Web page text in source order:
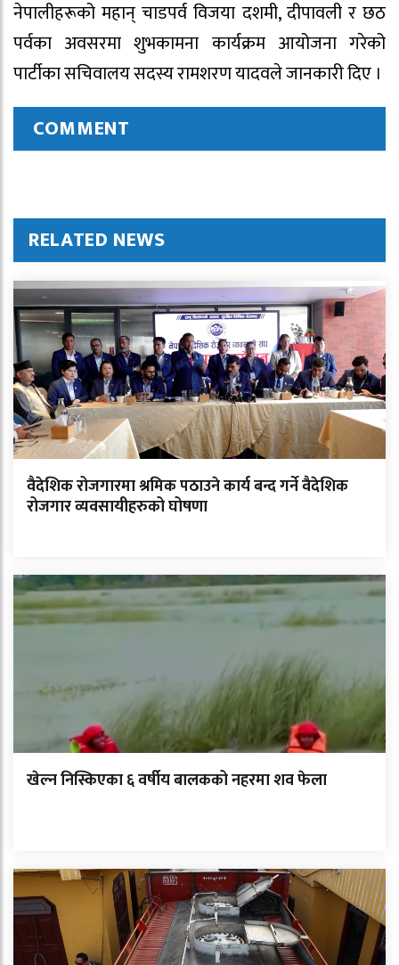
नेपालीहरूको महान् चाडपर्व विजया दशमी, दीपावली र छठ
पर्वका अवसरमा शुभकामना कार्यक्रम आयोजना गरेको
पार्टीका सचिवालय सदस्य रामशरण यादवले जानकारी दिए ।
COMMENT
RELATED NEWS
वैदेशिक रोजगारमा श्रमिक पठाउने कार्य बन्द गर्ने वैदेशिक
रोजगार व्यवसायीहरुको घोषणा
खेल्न निस्किएका ६ वर्षीय बालकको नहरमा शव फेला